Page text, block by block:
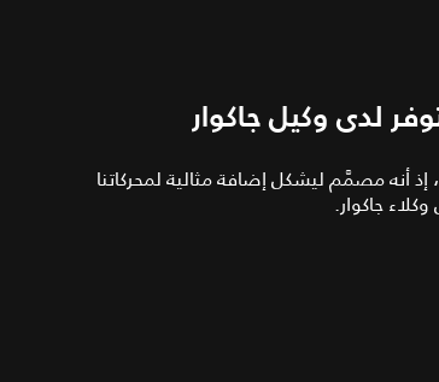
توصي جاكوار خصيصًا باستخدام زيت Castrol EDGE Professional، إذ أنه مصمَّم ليشكل إضافة مثالية لمحركاتنا